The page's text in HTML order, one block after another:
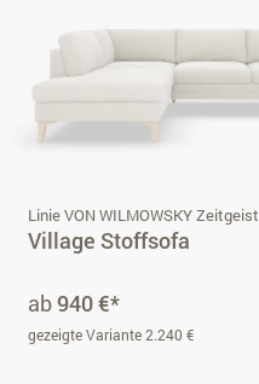
Linie VON WILMOWSKY Zeitgeist
Village Stoffsofa
ab940 €*
gezeigte Variante 2.240 €